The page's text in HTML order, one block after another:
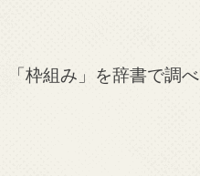
「枠組み」を辞書で調